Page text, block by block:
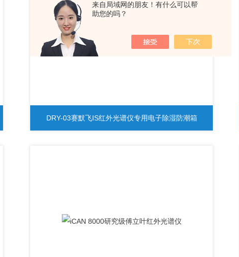
来自局域网的朋友！有什么可以帮
助您的吗？
DRY-03赛默飞IS红外光谱仪专用电子除湿防潮箱